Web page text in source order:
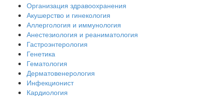
Организация здравоохранения
Акушерство и гинекология
Аллергология и иммунология
Анестезиология и реаниматология
Гастроэнтерология
Генетика
Гематология
Дерматовенерология
Инфекционист
Кардиология